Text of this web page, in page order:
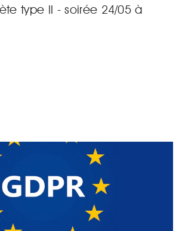
type II - soirée 24/05 à